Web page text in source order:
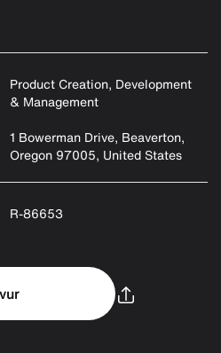
Product Creation, Development
& Management
1 Bowerman Drive, Beaverton,
Oregon 97005, United States
R-86653